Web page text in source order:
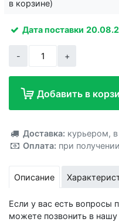
в корзине)
Дата поставки
- +
Добавить в
Доставка: курьером,
Оплата: при
Описание
Если у вас есть вопросы
можете позвонить в